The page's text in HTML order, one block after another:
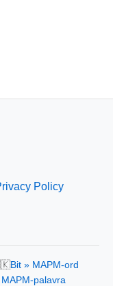
Policy
Bit » MAPM-ord
palavra